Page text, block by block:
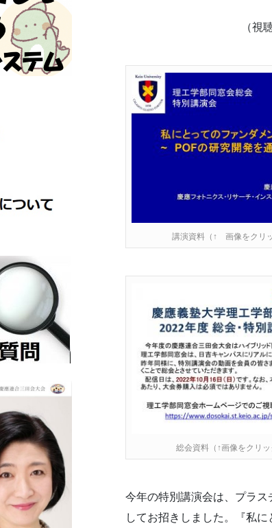
（視
講演資料（↑ 画像をクリッ
総会資料（↑画像をクリッ
今年の特別講演会は、プラ
してお招きしました。『私